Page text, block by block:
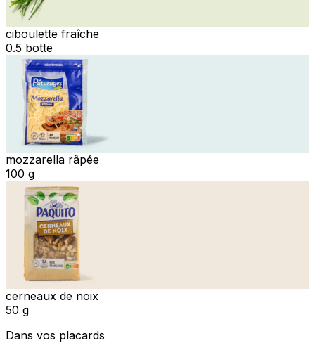
ciboulette fraîche
0.5 botte
mozzarella râpée
100 g
cerneaux de noix
50 g
Dans vos placards